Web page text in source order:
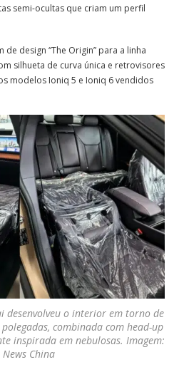
semi-ocultas que criam um perfil
design “The Origin” para a linha
silhueta de curva única e retrovisores
modelos Ioniq 5 e Ioniq 6 vendidos
desenvolveu o interior em torno de
combinada com head-up
inspirada em nebulosas. Imagem:
News China